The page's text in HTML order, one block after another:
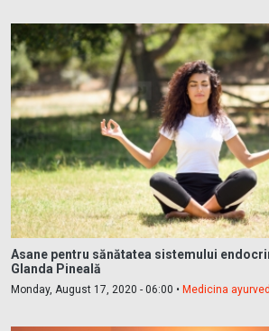
Asane pentru sănătatea sistemului
Glanda Pineală
Monday, August 17, 2020 - 06:00 • Medicina